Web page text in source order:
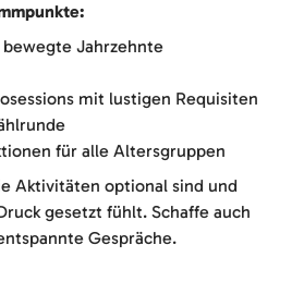
Jahrzehnte
mit lustigen Requisiten
für alle Altersgruppen
Aktivitäten optional sind und
gesetzt fühlt. Schaffe auch
Gespräche.